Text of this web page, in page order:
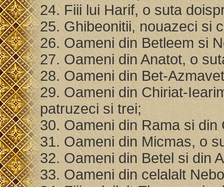
24. Fiii lui Harif, o suta
25. Ghibeonitii, nouazeci si
26. Oameni din Betleem si
27. Oameni din Anatot, o
28. Oameni din Bet-
29. Oameni din Chiriat-
patruzeci si trei;
30. Oameni din Rama si
31. Oameni din Micmas, o
32. Oameni din Betel si din
33. Oameni din celalalt